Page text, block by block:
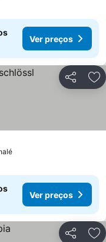
Ver preços
Partilhar
Ver preços
Ver preços
Partilhar